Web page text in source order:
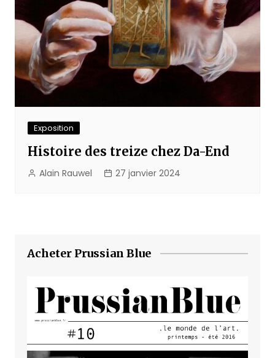
Exposition
Histoire des treize chez Da-End
Alain Rauwel 27 janvier 2024
Acheter Prussian Blue